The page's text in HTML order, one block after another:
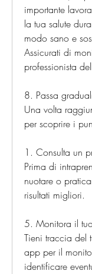
importante
la tua salute
modo sano e
Assicurati di
professionista
8. Passa
Una volta
per scoprire i
1. Consulta un
Prima di
nuotare o
risultati migliori.
5. Monitora il
Tieni traccia del
app per il
identificare